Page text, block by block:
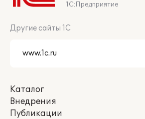
1С:Предприятие
Другие сайты 1С
Каталог
Внедрения
Публикации